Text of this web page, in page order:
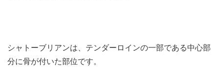
シャトーブリアンは、テンダーロインの一部である中心部
分に骨が付いた部位です。